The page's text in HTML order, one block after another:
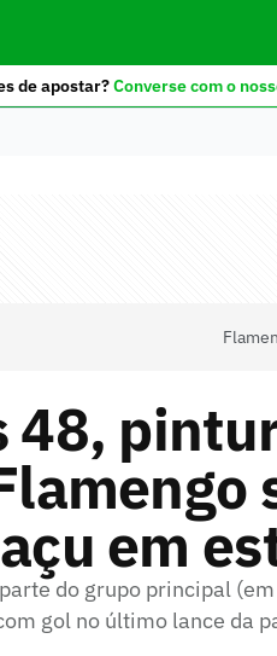
de apostar?Converse com o
48,
em
do grupo principal
gol no último lance da